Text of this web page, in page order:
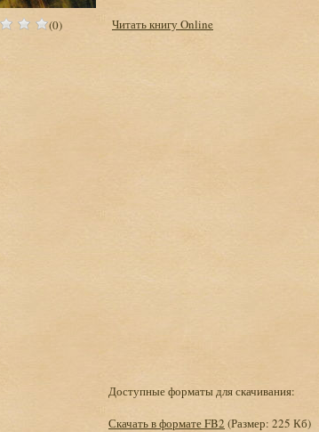
(0) Читать книгу Online
Доступные форматы для скачивания:
Скачать в формате FB2 (Размер: 225 Кб)